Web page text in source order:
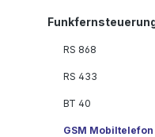
RS 868
RS 433
BT 40
GSM Mobiltelefon